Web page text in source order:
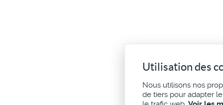
Utilisation des
Nous utilisons nos
de tiers pour adapter